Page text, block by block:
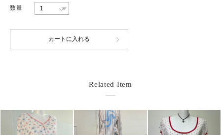
数量
Related Item